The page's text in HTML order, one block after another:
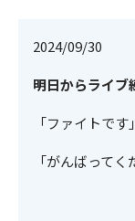
2024/09/30
明日からライブ
「ファイトです
「がんばって